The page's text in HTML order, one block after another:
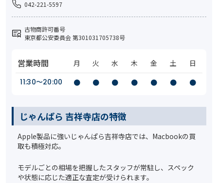
042-221-5597
古物商許可番号
東京都公安委員会 第301031705738号
営業時間 月 火 水 木 金 土
日
11:30〜20:00
● ● ● ● ● ● ●
じゃんぱら 吉祥寺店の特徴
Apple製品に強いじゃんぱら吉祥寺店では、Macbookの買
取も積極対応。
モデルごとの相場を把握したスタッフが常駐し、スペック
や状態に応じた適正な査定が受けられます。